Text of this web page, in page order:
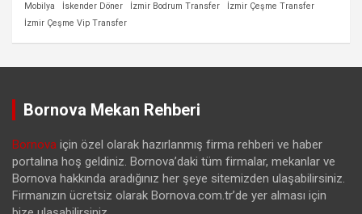
Mobilya
İskender Döner İzmir Bodrum Transfer
İzmir Çeşme Transfer
İzmir Çeşme Vip Transfer
Bornova Mekan Rehberi
Bornova için özel olarak hazırlanmış firma rehberi ve haber
portalına hoş geldiniz. Bornova’daki tüm firmalar, mekanlar ve
Bornova hakkında aradığınız her şeye sitemizden ulaşabilirsiniz.
Firmanızın ücretsiz olarak Bornova.com.tr’de yer alması için